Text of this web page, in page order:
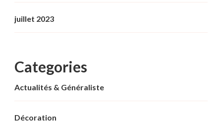
juillet 2023
Categories
Actualités & Généraliste
Décoration